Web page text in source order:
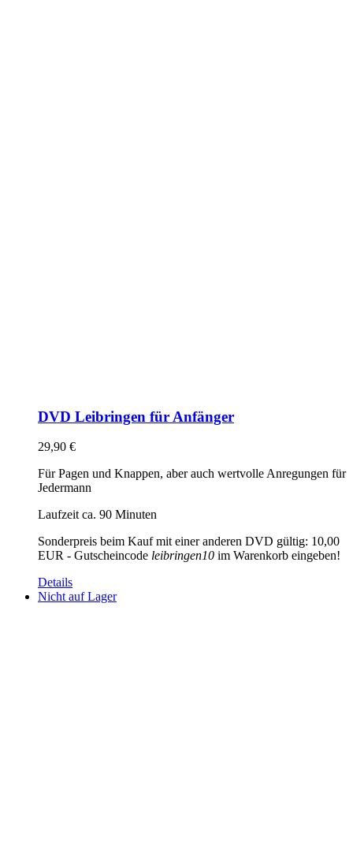
DVD Leibringen für Anfänger
29,90 €
Für Pagen und Knappen, aber auch wertvolle Anregungen für
Jedermann
Laufzeit ca. 90 Minuten
Sonderpreis beim Kauf mit einer anderen DVD gültig: 10,00
EUR - Gutscheincode leibringen10 im Warenkorb eingeben!
Details
Nicht auf Lager